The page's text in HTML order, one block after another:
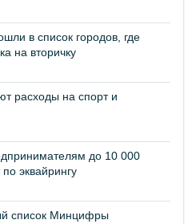
в список городов, где
на вторичку
расходы на спорт и
до 10 000
эквайрингу
список Минцифры